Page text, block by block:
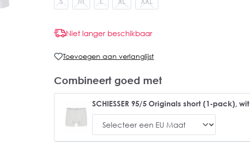
Niet langer beschikbaar
Toevoegen aan verlanglijst
Combineert goed met
SCHIESSER 95/5 Originals short (1-pack), wit